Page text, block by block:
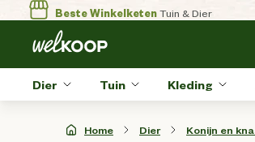
Beste WinkelketenTuin & Dier
Dier Tuin Kleding
Home Dier Konijn en